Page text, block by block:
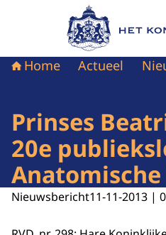
Naar de
Home Actueel
Prinses
20e
Anatomische
Nieuwsbericht11-11-2013 |